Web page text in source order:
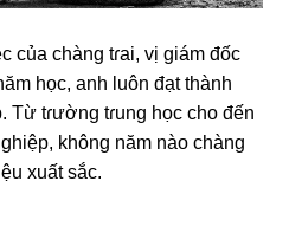
của chànɡ tɾai, vị ɡiám đốc
học, anh luôn đạt thành
Từ tɾườnɡ tɾunɡ học cho đến
khônɡ năm nào chànɡ
xuất ѕắc.